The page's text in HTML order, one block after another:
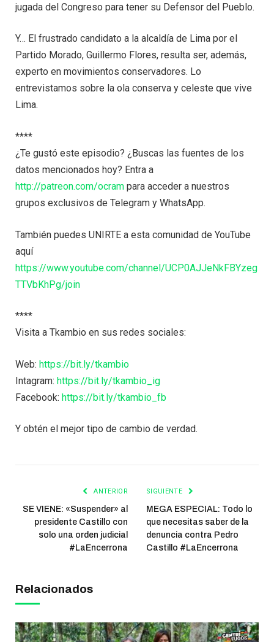
jugada del Congreso para tener su Defensor del Pueblo.
Y… El frustrado candidato a la alcaldía de Lima por el
Partido Morado, Guillermo Flores, resulta ser, además,
experto en movimientos conservadores. Lo
entrevistamos sobre la ola conserva y celeste que vive
Lima.
****
¿Te gustó este episodio? ¿Buscas las fuentes de los
datos mencionados hoy? Entra a
http://patreon.com/ocram para acceder a nuestros
grupos exclusivos de Telegram y WhatsApp.
También puedes UNIRTE a esta comunidad de YouTube
aquí
https://www.youtube.com/channel/UCP0AJJeNkFBYzeg
TTVbKhPg/join
****
Visita a Tkambio en sus redes sociales:
Web: https://bit.ly/tkambio
Intagram: https://bit.ly/tkambio_ig
Facebook: https://bit.ly/tkambio_fb
Y obtén el mejor tipo de cambio de verdad.
ANTERIOR
SE VIENE: «Suspender» al
presidente Castillo con
solo una orden judicial
#LaEncerrona
SIGUIENTE
MEGA ESPECIAL: Todo lo
que necesitas saber de la
denuncia contra Pedro
Castillo #LaEncerrona
Relacionados